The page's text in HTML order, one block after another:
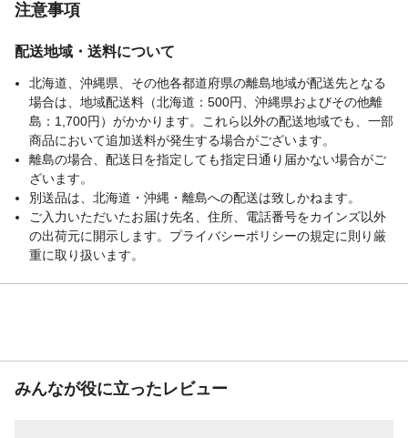
注意事項
配送地域・送料について
北海道、沖縄県、その他各都道府県の離島地域が配送先となる
場合は、地域配送料（北海道：500円、沖縄県およびその他離
島：1,700円）がかかります。これら以外の配送地域でも、一部
商品において追加送料が発生する場合がございます。
離島の場合、配送日を指定しても指定日通り届かない場合がご
ざいます。
別送品は、北海道・沖縄・離島への配送は致しかねます。
ご入力いただいたお届け先名、住所、電話番号をカインズ以外
の出荷元に開示します。プライバシーポリシーの規定に則り厳
重に取り扱います。
みんなが役に立ったレビュー